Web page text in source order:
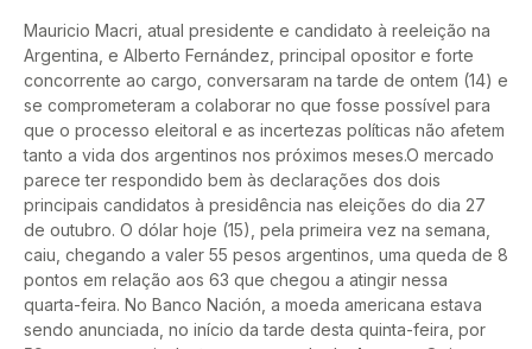
Mauricio Macri, atual presidente e candidato à reeleição na
Argentina, e Alberto Fernández, principal opositor e forte
concorrente ao cargo, conversaram na tarde de ontem (14) e
se comprometeram a colaborar no que fosse possível para
que o processo eleitoral e as incertezas políticas não afetem
tanto a vida dos argentinos nos próximos meses.O mercado
parece ter respondido bem às declarações dos dois
principais candidatos à presidência nas eleições do dia 27
de outubro. O dólar hoje (15), pela primeira vez na semana,
caiu, chegando a valer 55 pesos argentinos, uma queda de 8
pontos em relação aos 63 que chegou a atingir nessa
quarta-feira. No Banco Nación, a moeda americana estava
sendo anunciada, no início da tarde desta quinta-feira, por